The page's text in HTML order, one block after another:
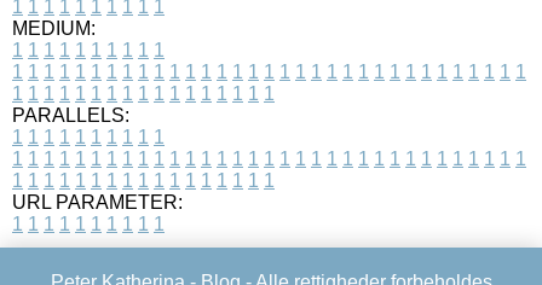
1 1 1 1 1 1 1 1 1 1
MEDIUM:
1 1 1 1 1 1 1 1 1 1
1 1 1 1 1 1 1 1 1 1 1 1 1 1 1 1 1 1 1 1 1 1 1 1 1 1 1 1 1 1 1 1 1
1 1 1 1 1 1 1 1 1 1 1 1 1 1 1 1 1
PARALLELS:
1 1 1 1 1 1 1 1 1 1
1 1 1 1 1 1 1 1 1 1 1 1 1 1 1 1 1 1 1 1 1 1 1 1 1 1 1 1 1 1 1 1 1
1 1 1 1 1 1 1 1 1 1 1 1 1 1 1 1 1
URL PARAMETER:
1 1 1 1 1 1 1 1 1 1